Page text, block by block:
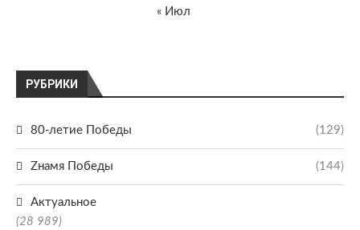
РУБРИКИ
80-летие Победы (129)
Zнамя Победы (144)
Актуальное
(28 989)
« Июл